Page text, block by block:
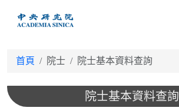
首頁 院士 院士基本資料查詢
院士基本資料查詢